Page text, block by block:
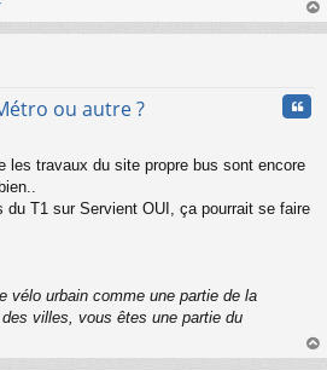
au
ou autre ?
les travaux du site propre bus sont encore
du T1 sur Servient OUI, ça pourrait se faire
vélo urbain comme une partie de la
villes, vous êtes une partie du
au